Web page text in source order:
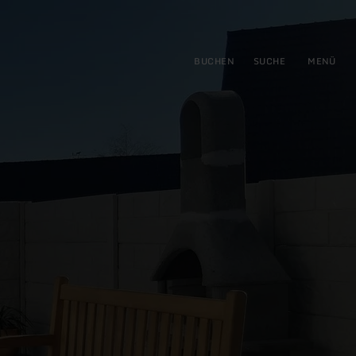
BUCHEN SUCHE MENÜ